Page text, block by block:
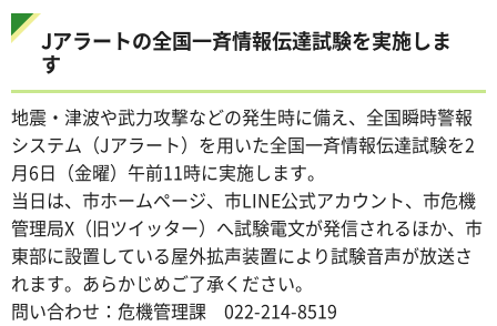
Jアラートの全国一斉情報伝達試験を実施しま
す
地震・津波や武力攻撃などの発生時に備え、全国瞬時警報
システム（Jアラート）を用いた全国一斉情報伝達試験を2
月6日（金曜）午前11時に実施します。
当日は、市ホームページ、市LINE公式アカウント、市危機
管理局X（旧ツイッター）へ試験電文が発信されるほか、市
東部に設置している屋外拡声装置により試験音声が放送さ
れます。あらかじめご了承ください。
問い合わせ：危機管理課 022-214-8519